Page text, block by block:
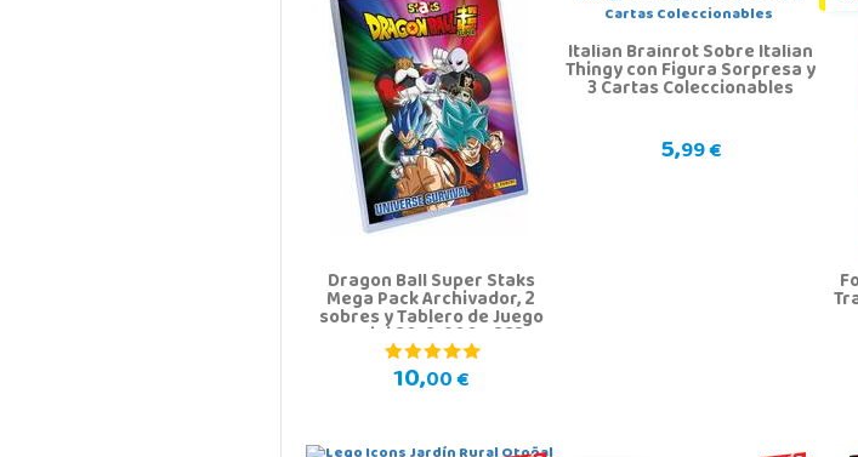
Dragon Ball Super Staks
Mega Pack Archivador, 2
sobres y Tablero de Juego
Panini 8018190011883
10,00 €
Italian Brainrot Sobre Italian
Thingy con Figura Sorpresa y
3 Cartas Coleccionables
5,99 €